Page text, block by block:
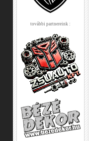
további partnereink :